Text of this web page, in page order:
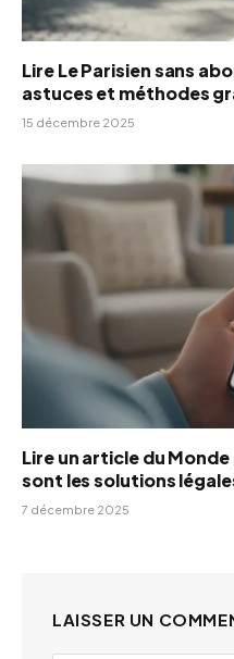
Lire Le Parisien sans
astuces et méthodes
15 décembre 2025
Lire un article du
sont les solutions
7 décembre 2025
LAISSER UN